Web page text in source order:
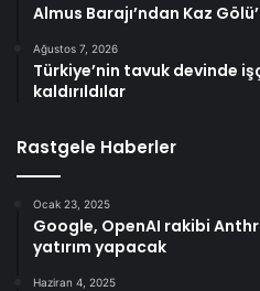
Almus Barajı’ndan Kaz
Ağustos 7, 2026
Türkiye’nin tavuk devinde
kaldırıldılar
Rastgele Haberler
Ocak 23, 2025
Google, OpenAI rakibi
yatırım yapacak
Haziran 4, 2025